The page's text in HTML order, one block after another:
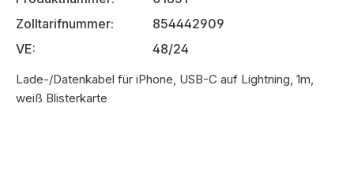
Zolltarifnummer:
854442909
VE:
48/24
Lade-/Datenkabel für iPhone, USB-C auf Lightning, 1m,
weiß Blisterkarte